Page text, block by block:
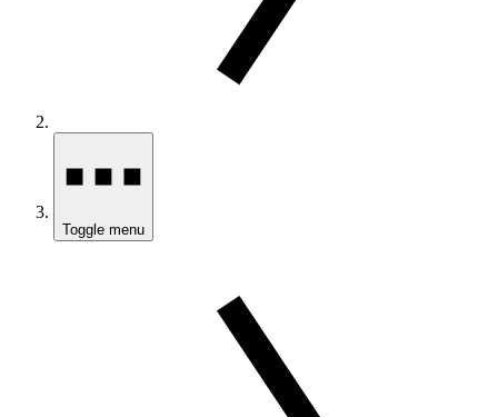
Toggle menu